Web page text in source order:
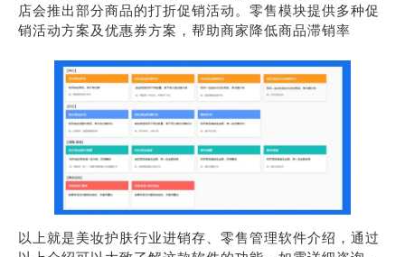
店会推出部分商品的打折促销活动。零售模块提供多种促
销活动方案及优惠券方案，帮助商家降低商品滞销率
以上就是美妆护肤行业进销存、零售管理软件介绍，通过